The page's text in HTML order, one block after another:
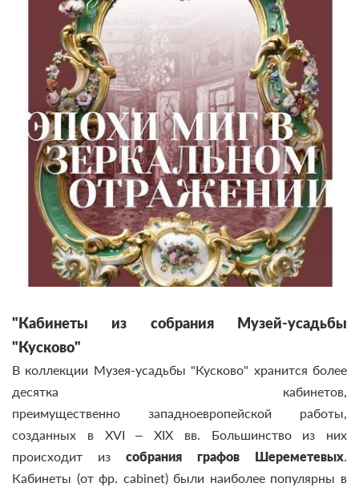
"Кабинеты из собрания Музей-усадьбы
"Кусково"
В коллекции Музея-усадьбы "Кусково" хранится более
десятка кабинетов,
преимущественно западноевропейской работы,
созданных в XVI – XIX вв. Большинство из них
происходит из собрания графов Шереметевых.
Кабинеты (от фр. cabinet) были наиболее популярны в